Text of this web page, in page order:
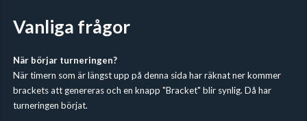
Vanliga frågor
När börjar turneringen?
När timern som är längst upp på denna sida har räknat ner kommer
brackets att genereras och en knapp "Bracket" blir synlig. Då har
turneringen börjat.